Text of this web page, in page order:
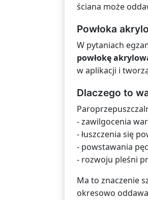
ściana może
Powłoka
W pytaniach
powłokę
w aplikacji i
Dlaczego to
- zawilgocenia
- łuszczenia się
- powstawania
- rozwoju pleśni
Ma to znaczenie
okresowo